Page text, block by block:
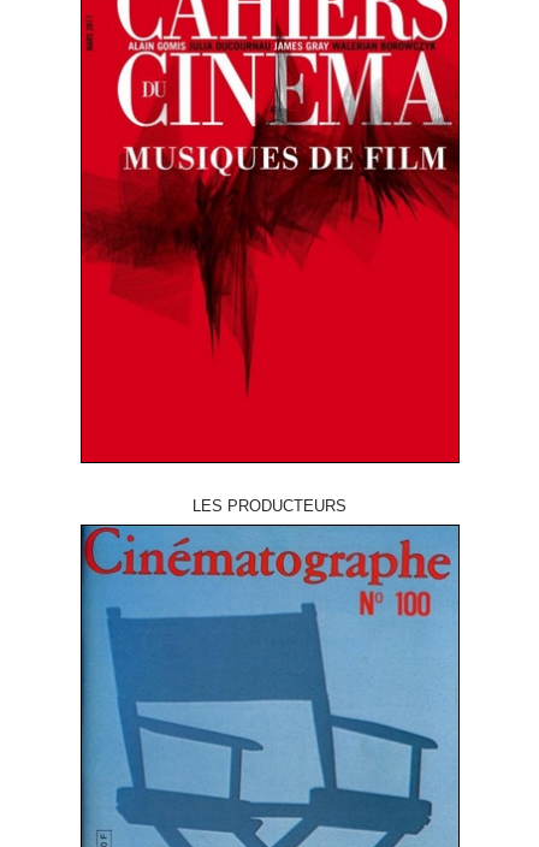
LES PRODUCTEURS